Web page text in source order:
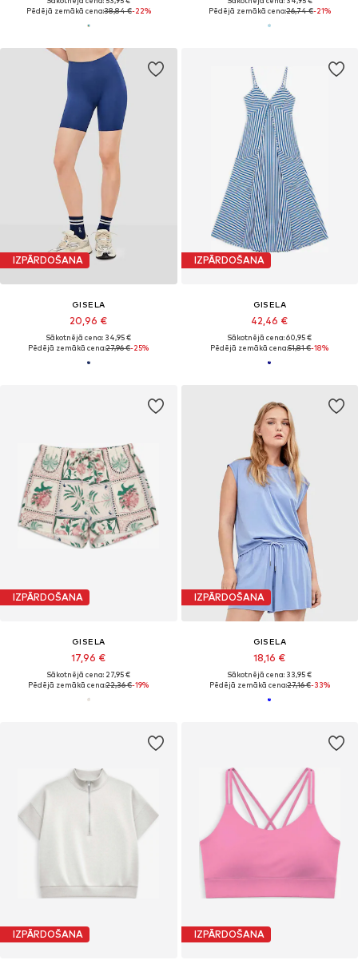
Pēdējā zemākā cena:38,84 €-22%
Pēdējā zemākā cena:26,74 €-21%
IZPĀRDOŠANA
GISELA
20,96 €
Sākotnējā cena: 34,95 €
Pēdējā zemākā cena:27,96 €-25%
IZPĀRDOŠANA
GISELA
42,46 €
Sākotnējā cena: 60,95 €
Pēdējā zemākā cena:51,81 €-18%
IZPĀRDOŠANA
GISELA
17,96 €
Sākotnējā cena: 27,95 €
Pēdējā zemākā cena:22,36 €-19%
IZPĀRDOŠANA
GISELA
18,16 €
Sākotnējā cena: 33,95 €
Pēdējā zemākā cena:27,16 €-33%
IZPĀRDOŠANA IZPĀRDOŠANA